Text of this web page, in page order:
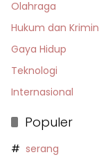
Olahraga
Hukum dan
Gaya Hidup
Teknologi
Internasional
Populer
serang